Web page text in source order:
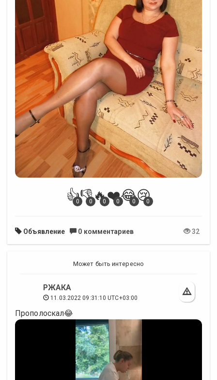
👍
0👎
0🔥
0❤️
0😂
0😢
0
Объявление 0 комментариев 32
Может быть интересно
РЖАКА
11.03.2022 09:31:10 UTC+03:00
Прополоскал😂